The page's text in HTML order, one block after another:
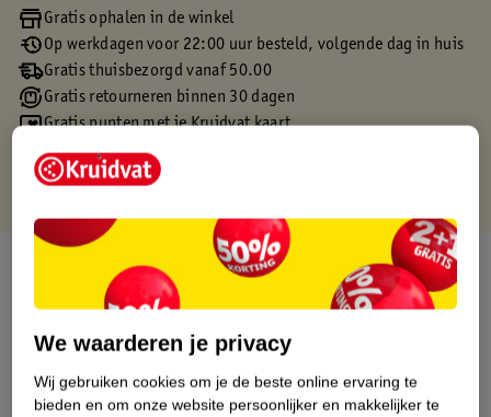
Gratis ophalen in de winkel
Op werkdagen voor 22:00 uur besteld, volgende dag in huis
Gratis thuisbezorgd vanaf 50.00
Gratis retourneren binnen 30 dagen
Gratis punten met je Kruidvat kaart
Over dit product
Etiketinformatie
We waarderen je privacy
Wij gebruiken cookies om je de beste online ervaring te
bieden en om onze website persoonlijker en makkelijker te